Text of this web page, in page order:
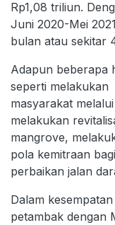
Rp1,08 triliun.
Juni 2020-Mei
bulan atau sekitar
Adapun beberapa
seperti melakukan
masyarakat
melakukan
mangrove,
pola kemitraan
perbaikan jalan
Dalam
petambak dengan